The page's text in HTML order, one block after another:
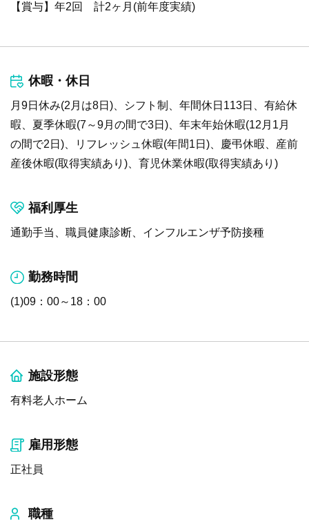
【賞与】年2回 計2ヶ月(前年度実績)
休暇・休日
月9日休み(2月は8日)、シフト制、年間休日113日、有給休
暇、夏季休暇(7～9月の間で3日)、年末年始休暇(12月1月
の間で2日)、リフレッシュ休暇(年間1日)、慶弔休暇、産前
産後休暇(取得実績あり)、育児休業休暇(取得実績あり)
福利厚生
通勤手当、職員健康診断、インフルエンザ予防接種
勤務時間
(1)09：00～18：00
施設形態
有料老人ホーム
雇用形態
正社員
職種